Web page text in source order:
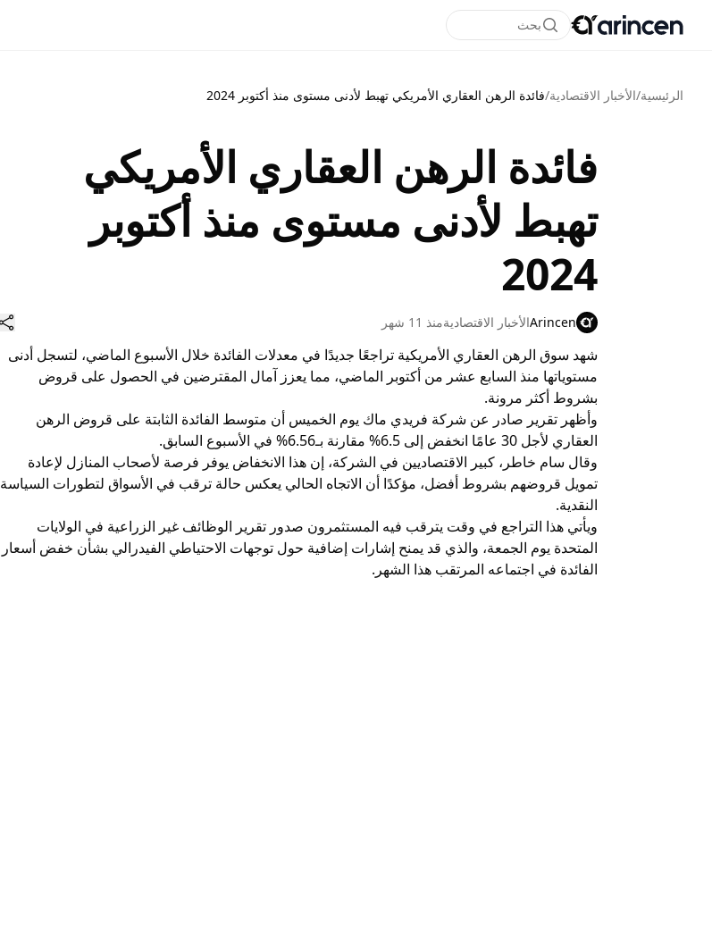
بحث
الرئيسية/الأخبار الاقتصادية/فائدة الرهن العقاري الأمريكي تهبط لأدنى مستوى منذ أكتوبر 2024
فائدة الرهن العقاري الأمريكي
تهبط لأدنى مستوى منذ أكتوبر
2024
Arincenالأخبار الاقتصاديةمنذ 11 شهر
شهد سوق الرهن العقاري الأمريكية تراجعًا جديدًا في معدلات الفائدة خلال الأسبوع الماضي، لتسجل أدنى
مستوياتها منذ السابع عشر من أكتوبر الماضي، مما يعزز آمال المقترضين في الحصول على قروض
بشروط أكثر مرونة.
وأظهر تقرير صادر عن شركة فريدي ماك يوم الخميس أن متوسط الفائدة الثابتة على قروض الرهن
العقاري لأجل 30 عامًا انخفض إلى 6.5% مقارنة بـ6.56% في الأسبوع السابق.
وقال سام خاطر، كبير الاقتصاديين في الشركة، إن هذا الانخفاض يوفر فرصة لأصحاب المنازل لإعادة
تمويل قروضهم بشروط أفضل، مؤكدًا أن الاتجاه الحالي يعكس حالة ترقب في الأسواق لتطورات السياسة
النقدية.
ويأتي هذا التراجع في وقت يترقب فيه المستثمرون صدور تقرير الوظائف غير الزراعية في الولايات
المتحدة يوم الجمعة، والذي قد يمنح إشارات إضافية حول توجهات الاحتياطي الفيدرالي بشأن خفض أسعار
الفائدة في اجتماعه المرتقب هذا الشهر.